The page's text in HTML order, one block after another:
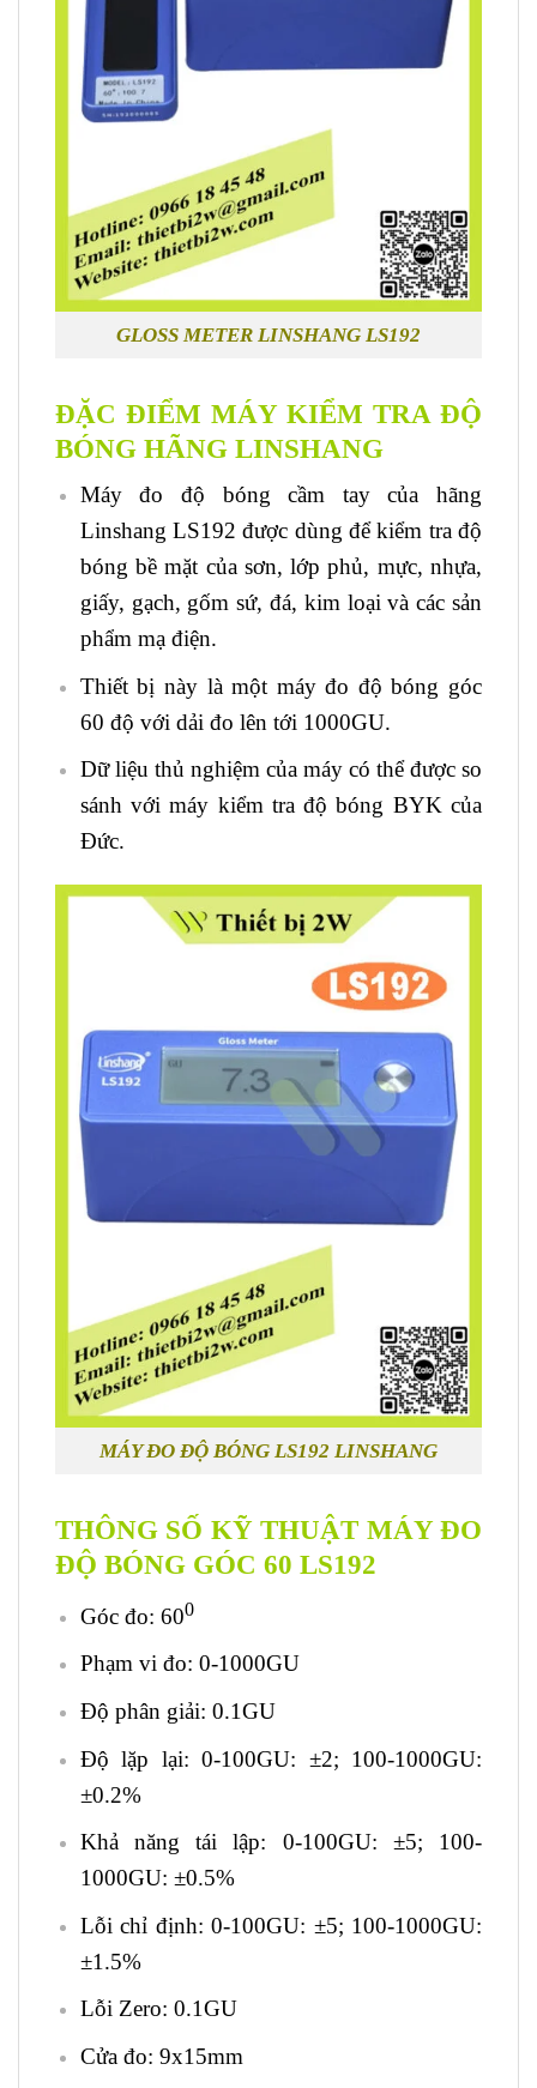
GLOSS METER LINSHANG LS192
ĐẶC ĐIỂM MÁY KIỂM TRA ĐỘ
BÓNG HÃNG LINSHANG
Máy đo độ bóng cầm tay của hãng
Linshang LS192 được dùng để kiểm tra độ
bóng bề mặt của sơn, lớp phủ, mực, nhựa,
giấy, gạch, gốm sứ, đá, kim loại và các sản
phẩm mạ điện.
Thiết bị này là một máy đo độ bóng góc
60 độ với dải đo lên tới 1000GU.
Dữ liệu thủ nghiệm của máy có thể được so
sánh với máy kiểm tra độ bóng BYK của
Đức.
MÁY ĐO ĐỘ BÓNG LS192 LINSHANG
THÔNG SỐ KỸ THUẬT MÁY ĐO
ĐỘ BÓNG GÓC 60 LS192
Góc đo: 600
Phạm vi đo: 0-1000GU
Độ phân giải: 0.1GU
Độ lặp lại: 0-100GU: ±2; 100-1000GU:
±0.2%
Khả năng tái lập: 0-100GU: ±5; 100-
1000GU: ±0.5%
Lỗi chỉ định: 0-100GU: ±5; 100-1000GU:
±1.5%
Lỗi Zero: 0.1GU
Cửa đo: 9x15mm